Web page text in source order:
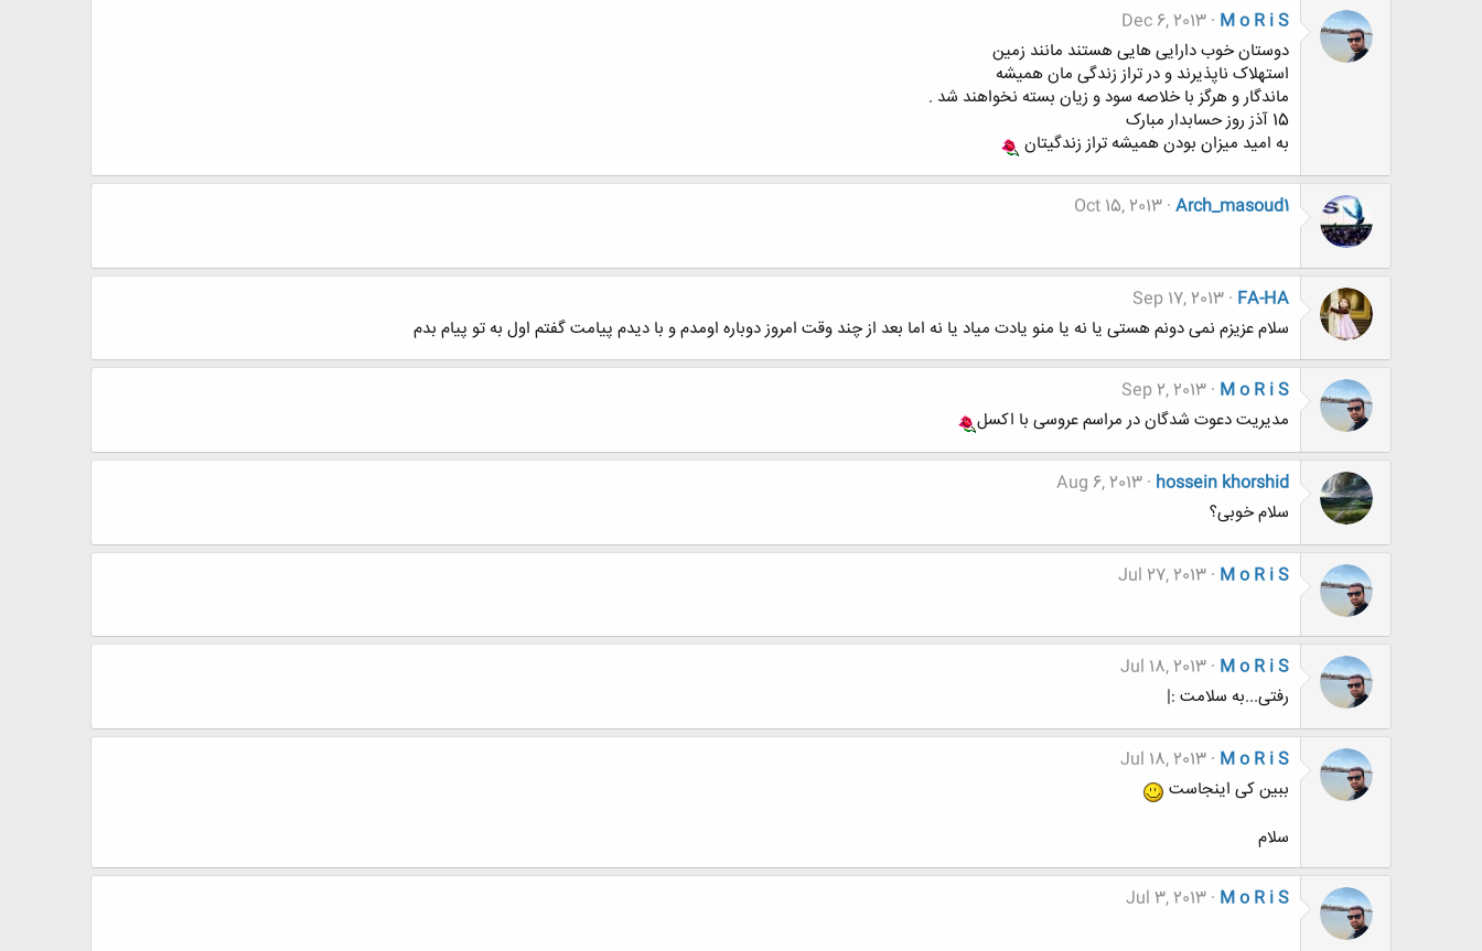
M o R i S
Dec 6, 2013
دوستان خوب دارایی هایی هستند مانند زمین
استهلاک ناپذیرند و در تراز زندگی مان همیشه
ماندگار و هرگز با خلاصه سود و زیان بسته نخواهند شد .
15 آذز روز حسابدار مبارک
به امید میزان بودن همیشه تراز زندگیتان
Arch_masoud1
Oct 15, 2013
FA-HA
Sep 17, 2013
سلام عزیزم نمی دونم هستی یا نه یا منو یادت میاد یا نه اما بعد از چند وقت امروز دوباره اومدم و با دیدم پیامت گفتم اول به تو پیام بدم
M o R i S
Sep 2, 2013
مدیریت دعوت شدگان در مراسم عروسی با اکسل
hossein khorshid
Aug 6, 2013
سلام خوبی؟
M o R i S
Jul 27, 2013
M o R i S
Jul 18, 2013
رفتی...به سلامت :|
M o R i S
Jul 18, 2013
ببین کی اینجاست
سلام
M o R i S
Jul 3, 2013